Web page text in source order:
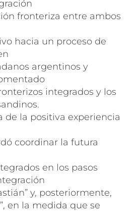
fronteriza entre ambos
hacia un proceso de
argentinos y
integrados y los
de la positiva experiencia
coordinar la futura
en los pasos
y, posteriormente,
en la medida que se